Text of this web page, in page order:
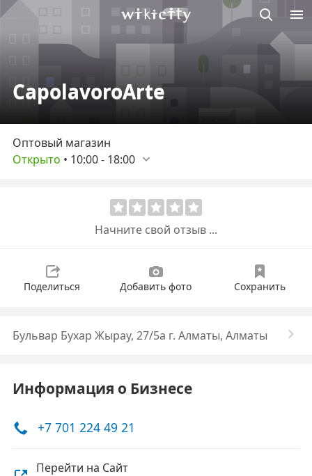
CapolavoroArte
Оптовый магазин
Открыто • 10:00- 18:00
Начните свой отзыв ...
Поделиться Добавить фото Сохранить
Бульвар Бухар Жырау, 27/5а г. Алматы, Алматы
Информация о Бизнесе
+7 701 224 49 21
Перейти на Сайт